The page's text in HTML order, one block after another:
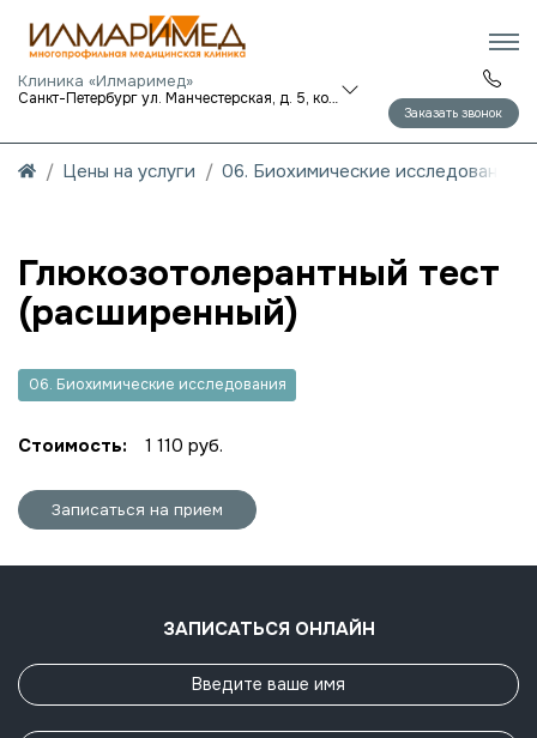
Клиника «Илмаримед»
Санкт-Петербург ул. Манчестерская, д. 5, корп. 1
Заказать звонок
Цены на услуги 06. Биохимические исследования
Глюкозотолерантный тест
(расширенный)
06. Биохимические исследования
Стоимость: 1 110 руб.
Записаться на прием
ЗАПИСАТЬСЯ ОНЛАЙН